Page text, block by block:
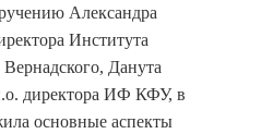
Александра
Института
Данута
директора ИФ КФУ, в
основные аспекты